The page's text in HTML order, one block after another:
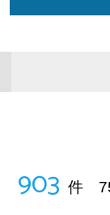
903 件